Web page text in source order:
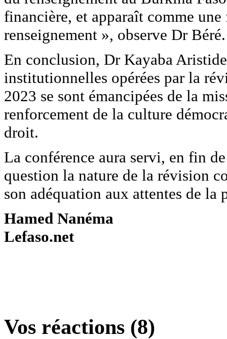
financière, et apparaît comme
renseignement », observe Dr Béré.
En conclusion, Dr Kayaba
institutionnelles opérées par la
2023 se sont émancipées de la
renforcement de la culture
droit.
La conférence aura servi, en fin
question la nature de la révision
son adéquation aux attentes de la
Hamed Nanéma
Lefaso.net
Vos réactions (8)